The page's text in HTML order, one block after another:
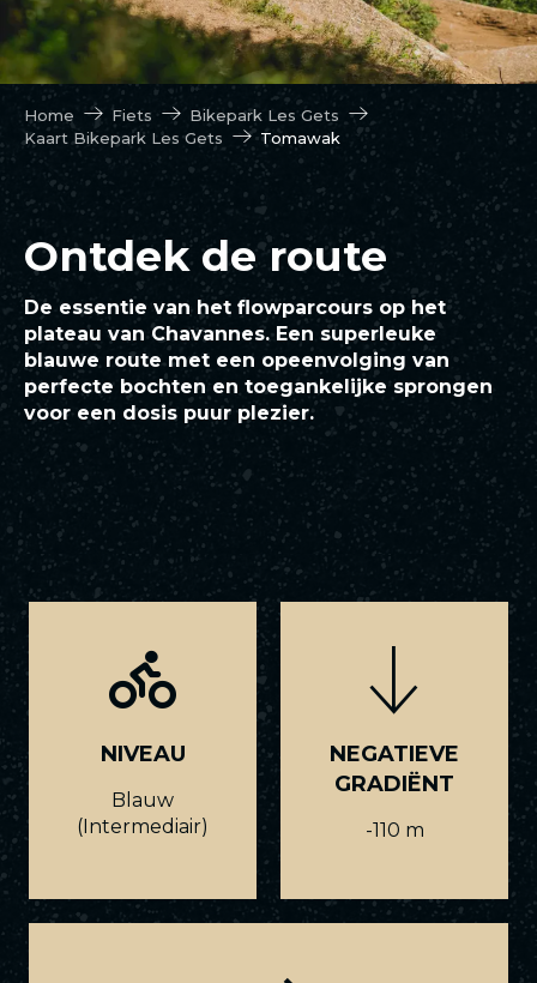
Home Fiets
Bikepark Les Gets
Kaart Bikepark Les Gets
Tomawak
Ontdek de route
De essentie van het flowparcours op het
plateau van Chavannes. Een superleuke
blauwe route met een opeenvolging van
perfecte bochten en toegankelijke sprongen
voor een dosis puur plezier.
NIVEAU
Blauw
(Intermediair)
NEGATIEVE
GRADIËNT
-110 m